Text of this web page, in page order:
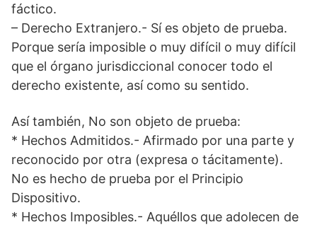
fáctico.
– Derecho Extranjero.- Sí es objeto de prueba.
Porque sería imposible o muy difícil o muy difícil
que el órgano jurisdiccional conocer todo el
derecho existente, así como su sentido.
Así también, No son objeto de prueba:
* Hechos Admitidos.- Afirmado por una parte y
reconocido por otra (expresa o tácitamente).
No es hecho de prueba por el Principio
Dispositivo.
* Hechos Imposibles.- Aquéllos que adolecen de